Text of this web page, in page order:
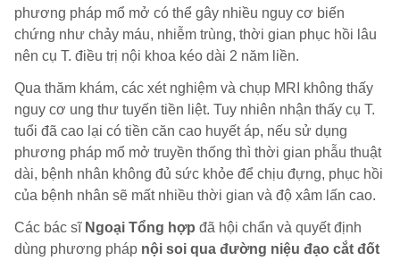
phương pháp mổ mở có thể gây nhiều nguy cơ biến
chứng như chảy máu, nhiễm trùng, thời gian phục hồi lâu
nên cụ T. điều trị nội khoa kéo dài 2 năm liền.
Qua thăm khám, các xét nghiệm và chụp MRI không thấy
nguy cơ ung thư tuyến tiền liệt. Tuy nhiên nhận thấy cụ T.
tuổi đã cao lại có tiền căn cao huyết áp, nếu sử dụng
phương pháp mổ mở truyền thống thì thời gian phẫu thuật
dài, bệnh nhân không đủ sức khỏe để chịu đựng, phục hồi
của bệnh nhân sẽ mất nhiều thời gian và độ xâm lấn cao.
Các bác sĩ Ngoại Tổng hợp đã hội chẩn và quyết định
dùng phương pháp nội soi qua đường niệu đạo cắt đốt